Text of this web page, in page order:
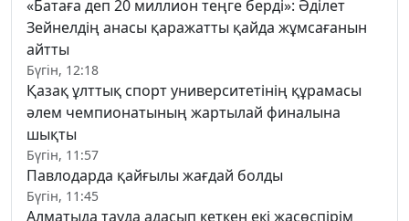
«Батаға деп 20 миллион теңге берді»: Әділет
Зейнелдің анасы қаражатты қайда жұмсағанын
айтты
Бүгін, 12:18
Қазақ ұлттық спорт университетінің құрамасы
әлем чемпионатының жартылай финалына
шықты
Бүгін, 11:57
Павлодарда қайғылы жағдай болды
Бүгін, 11:45
Алматыда тауда адасып кеткен екі жасөспірім